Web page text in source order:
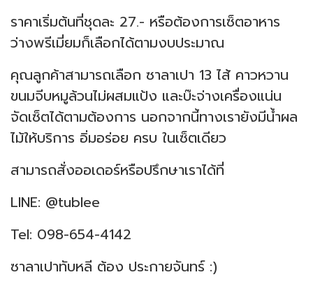
ราคาเริ่มต้นที่ชุดละ 27.- หรือต้องการเซ็ตอาหาร
ว่างพรีเมี่ยมก็เลือกได้ตามงบประมาณ
คุณลูกค้าสามารถเลือก ซาลาเปา 13 ไส้ คาวหวาน
ขนมจีบหมูล้วนไม่ผสมแป้ง และบ๊ะจ่างเครื่องแน่น
จัดเซ็ตได้ตามต้องการ นอกจากนี้ทางเรายังมีน้ำผล
ไม้ให้บริการ อิ่มอร่อย ครบ ในเซ็ตเดียว
สามารถสั่งออเดอร์หรือปรึกษาเราได้ที่
LINE: @tublee
Tel: 098-654-4142
ซาลาเปาทับหลี ต้อง ประกายจันทร์ :)